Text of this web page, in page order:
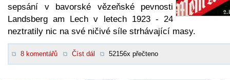
sepsání v bavorské vězeňské pevnosti
Landsberg am Lech v letech 1923 - 24
neztratily nic na své ničivé síle strhávající masy.
8 komentářů Číst dál 52156x přečteno